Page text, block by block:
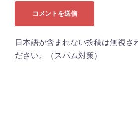
日本語が含まれない投稿は無視さ
ださい。（スパム対策）